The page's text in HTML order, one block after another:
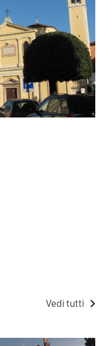
Vedi tutti